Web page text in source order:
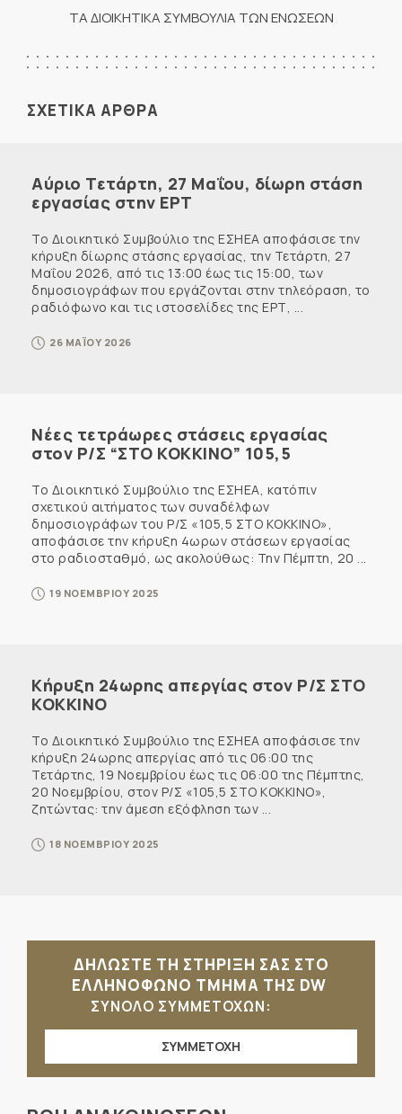
ΤΑ ΔΙΟΙΚΗΤΙΚΑ ΣΥΜΒΟΥΛΙΑ ΤΩΝ ΕΝΩΣΕΩΝ
ΣΧΕΤΙΚΑ ΑΡΘΡΑ
Αύριο Τετάρτη, 27 Μαΐου, δίωρη στάση
εργασίας στην ΕΡΤ
Το Διοικητικό Συμβούλιο της ΕΣΗΕΑ αποφάσισε την
κήρυξη δίωρης στάσης εργασίας, την Τετάρτη, 27
Μαΐου 2026, από τις 13:00 έως τις 15:00, των
δημοσιογράφων που εργάζονται στην τηλεόραση, το
ραδιόφωνο και τις ιστοσελίδες της ΕΡΤ, ...
26 ΜΑΪΟΥ 2026
Νέες τετράωρες στάσεις εργασίας
στον Ρ/Σ “ΣΤΟ ΚΟΚΚΙΝΟ” 105,5
Το Διοικητικό Συμβούλιο της ΕΣΗΕΑ, κατόπιν
σχετικού αιτήματος των συναδέλφων
δημοσιογράφων του Ρ/Σ «105,5 ΣΤΟ ΚΟΚΚΙΝΟ»,
αποφάσισε την κήρυξη 4ωρων στάσεων εργασίας
στο ραδιοσταθμό, ως ακολούθως: Την Πέμπτη, 20 ...
19 ΝΟΕΜΒΡΙΟΥ 2025
Κήρυξη 24ωρης απεργίας στον Ρ/Σ ΣΤΟ
ΚΟΚΚΙΝΟ
Το Διοικητικό Συμβούλιο της ΕΣΗΕΑ αποφάσισε την
κήρυξη 24ωρης απεργίας από τις 06:00 της
Τετάρτης, 19 Νοεμβρίου έως τις 06:00 της Πέμπτης,
20 Νοεμβρίου, στον Ρ/Σ «105,5 ΣΤΟ ΚΟΚΚΙΝΟ»,
ζητώντας: την άμεση εξόφληση των ...
18 ΝΟΕΜΒΡΙΟΥ 2025
ΔΗΛΩΣΤΕ ΤΗ ΣΤΗΡΙΞΗ ΣΑΣ ΣΤΟ
ΕΛΛΗΝΟΦΩΝΟ ΤΜΗΜΑ ΤΗΣ DW
ΣΥΝΟΛΟ ΣΥΜΜΕΤΟΧΩΝ:
ΣΥΜΜΕΤΟΧΗ